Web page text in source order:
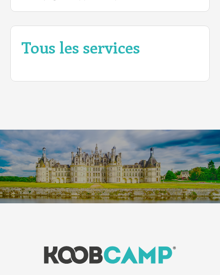
Tous les services